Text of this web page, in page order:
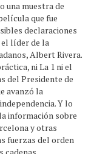
una muestra de
que fue
declaraciones
el líder de la
Albert Rivera.
ni La 1 ni el
del Presidente de
avanzó la
Y lo
información sobre
y otras
fuerzas del orden